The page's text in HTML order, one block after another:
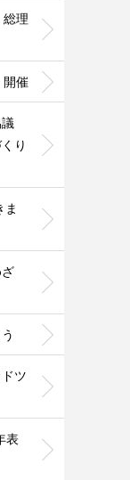
総理
開催
り
ま
ツ
表